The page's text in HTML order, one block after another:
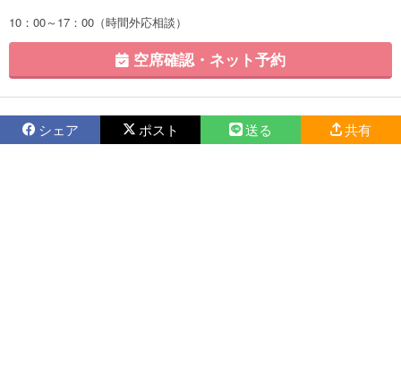
10：00～17：00（時間外応相談）
空席確認・ネット予約
シェア ポスト 送る 共有